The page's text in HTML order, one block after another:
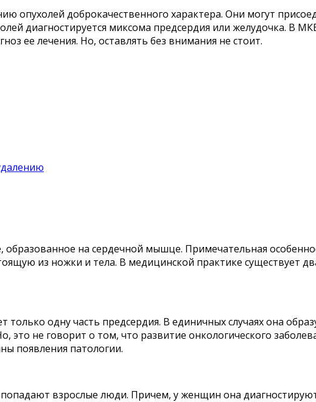
опухолей доброкачественного характера. Они могут
диагностируется миксома предсердия или желудочка. В
ее лечения. Но, оставлять без внимания не стоит.
на сердечной мышце. Примечательная
из ножки и тела. В медицинской практике существует
только одну часть предсердия. В единичных случаях она
это не говорит о том, что развитие онкологического
появления патологии.
взрослые люди. Причем, у женщин она